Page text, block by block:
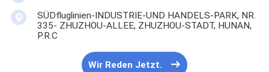
SÜDfluglinien-INDUSTRIE-UND HANDELS-PARK, NR.
335- ZHUZHOU-ALLEE, ZHUZHOU-STADT, HUNAN,
P.R.C
Wir Reden Jetzt.